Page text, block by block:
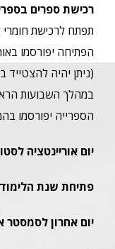
רכישת ספרים
תפתח לרכישת
הפתיחה יפורסמו
(ניתן יהיה
במהלך השבועות
הספרייה יפורסמו
יום אוריינטציה
פתיחת שנת
יום אחרון לסמסטר